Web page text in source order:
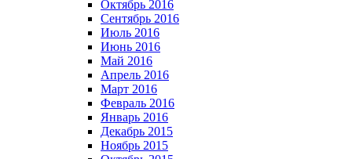
Октябрь 2016
Сентябрь 2016
Июль 2016
Июнь 2016
Май 2016
Апрель 2016
Март 2016
Февраль 2016
Январь 2016
Декабрь 2015
Ноябрь 2015